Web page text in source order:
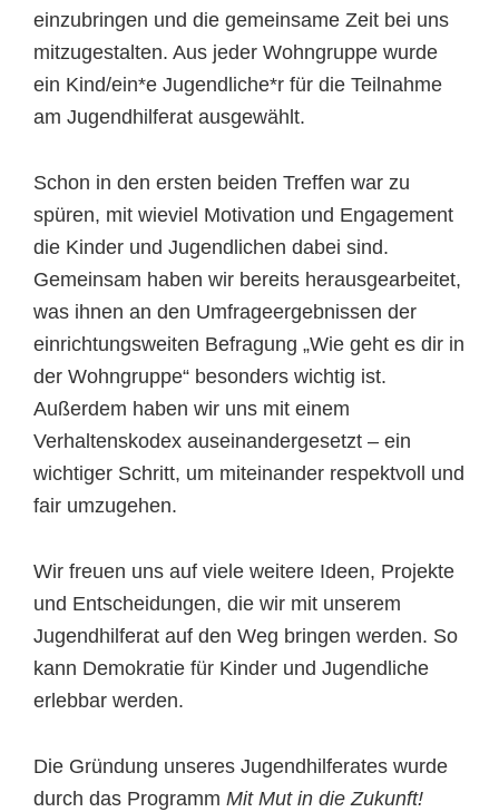
einzubringen und die gemeinsame Zeit bei uns
mitzugestalten. Aus jeder Wohngruppe wurde
ein Kind/ein*e Jugendliche*r für die Teilnahme
am Jugendhilferat ausgewählt.
Schon in den ersten beiden Treffen war zu
spüren, mit wieviel Motivation und Engagement
die Kinder und Jugendlichen dabei sind.
Gemeinsam haben wir bereits herausgearbeitet,
was ihnen an den Umfrageergebnissen der
einrichtungsweiten Befragung „Wie geht es dir in
der Wohngruppe“ besonders wichtig ist.
Außerdem haben wir uns mit einem
Verhaltenskodex auseinandergesetzt – ein
wichtiger Schritt, um miteinander respektvoll und
fair umzugehen.
Wir freuen uns auf viele weitere Ideen, Projekte
und Entscheidungen, die wir mit unserem
Jugendhilferat auf den Weg bringen werden. So
kann Demokratie für Kinder und Jugendliche
erlebbar werden.
Die Gründung unseres Jugendhilferates wurde
durch das Programm Mit Mut in die Zukunft!